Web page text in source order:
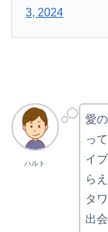
3, 2024
ハルト
愛
っ
イ
ら
タ
出